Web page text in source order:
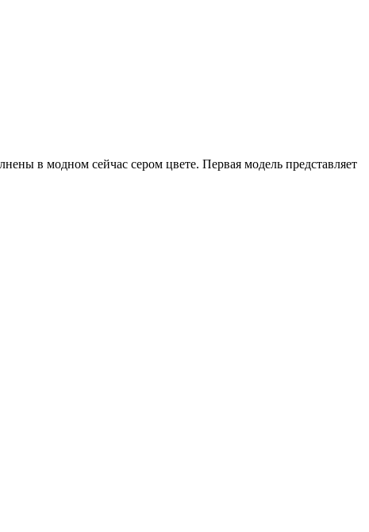
в модном сейчас сером цвете. Первая модель представляет